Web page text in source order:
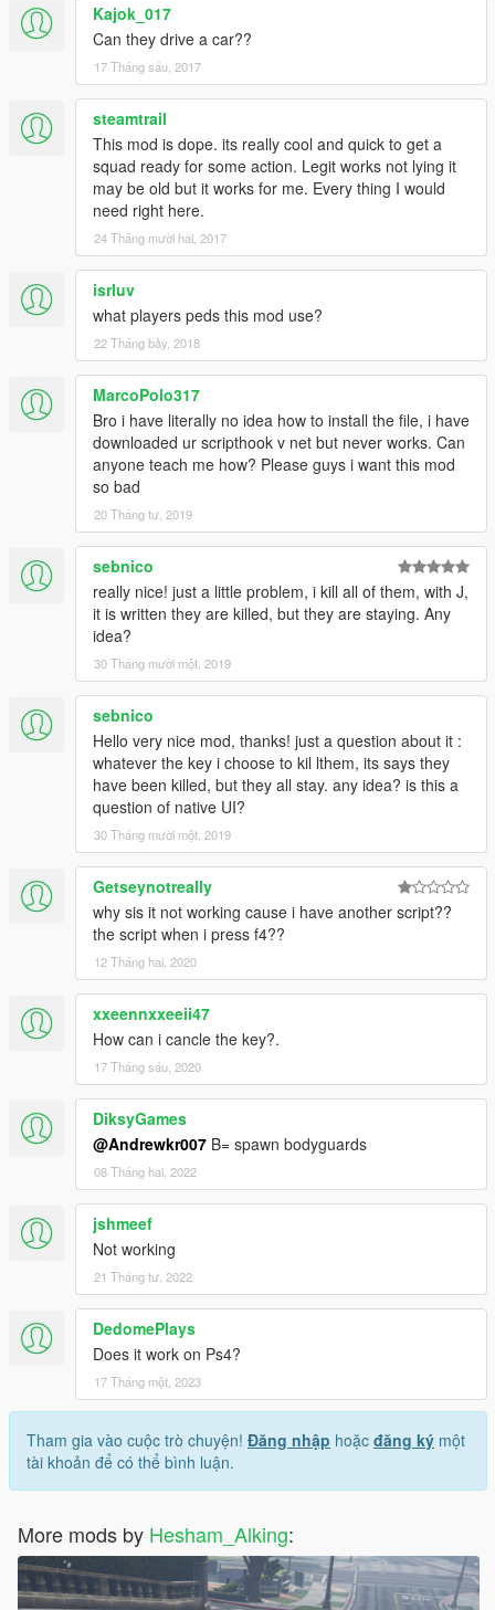
Kajok_017
Can they drive a car??
17 Tháng sáu, 2017
steamtrail
This mod is dope. its really cool and quick to get a
squad ready for some action. Legit works not lying it
may be old but it works for me. Every thing I would
need right here.
24 Tháng mười hai, 2017
isrluv
what players peds this mod use?
22 Tháng bảy, 2018
MarcoPolo317
Bro i have literally no idea how to install the file, i have
downloaded ur scripthook v net but never works. Can
anyone teach me how? Please guys i want this mod
so bad
20 Tháng tư, 2019
sebnico
really nice! just a little problem, i kill all of them, with J,
it is written they are killed, but they are staying. Any
idea?
30 Tháng mười một, 2019
sebnico
Hello very nice mod, thanks! just a question about it :
whatever the key i choose to kil lthem, its says they
have been killed, but they all stay. any idea? is this a
question of native UI?
30 Tháng mười một, 2019
Getseynotreally
why sis it not working cause i have another script??
the script when i press f4??
12 Tháng hai, 2020
xxeennxxeeii47
How can i cancle the key?.
17 Tháng sáu, 2020
DiksyGames
@Andrewkr007 B= spawn bodyguards
08 Tháng hai, 2022
jshmeef
Not working
21 Tháng tư, 2022
DedomePlays
Does it work on Ps4?
17 Tháng một, 2023
Tham gia vào cuộc trò chuyện! Đăng nhập hoặc đăng ký một
tài khoản để có thể bình luận.
More mods by Hesham_Alking: